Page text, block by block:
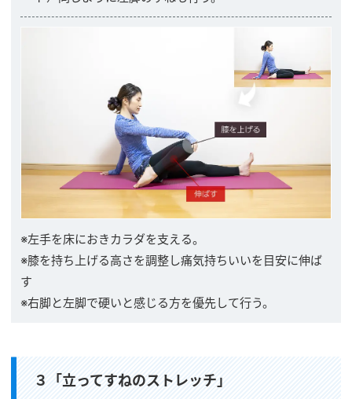
※左手を床におきカラダを支える。
※膝を持ち上げる高さを調整し痛気持ちいいを目安に伸ば
す
※右脚と左脚で硬いと感じる方を優先して行う。
３「立ってすねのストレッチ」